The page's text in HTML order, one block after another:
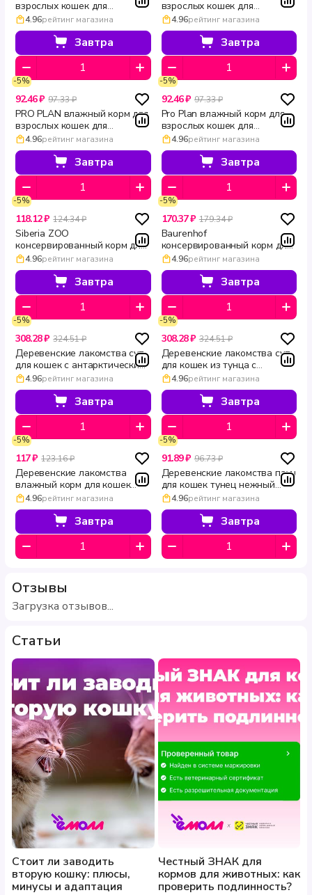
взрослых кошек для
чувствительного
пищеварения с ягненком в
соусе DELICATE DIGESTION
85 г
4.96рейтинг магазина
Завтра
взрослых кошек для
чувствительного
пищеварения с индейкой и
ягненком Adult DELICATE
DIGESTION 85 г х 10 шт
4.96рейтинг магазина
Завтра
-5%
92.46 ₽ 97.33 ₽
PRO PLAN влажный корм для
взрослых кошек для
чувствительного
пищеварения с океанической
рыбой в соусе DELICATE
DIGESTION 85 г
4.96рейтинг магазина
Завтра
-5%
92.46 ₽ 97.33 ₽
Pro Plan влажный корм для
взрослых кошек для
чувствительного
пищеварения с индейкой в
соусе DELICATE DIGESTION
85 г
4.96рейтинг магазина
Завтра
-5%
118.12 ₽ 124.34 ₽
Siberia ZOO
консервированный корм для
кошек с ягненком 340 г
4.96рейтинг магазина
Завтра
-5%
170.37 ₽ 179.34 ₽
Baurenhof
консервированный корм для
кошек с ягненком Natural 340
г
4.96рейтинг магазина
Завтра
-5%
308.28 ₽ 324.51 ₽
Деревенские лакомства суп
для кошек с антарктическим
крилем пауч 4 шт по 35 г
4.96рейтинг магазина
Завтра
-5%
308.28 ₽ 324.51 ₽
Деревенские лакомства суп
для кошек из тунца с
кальмаром и макрелью 4 шт
по 35 г
4.96рейтинг магазина
Завтра
-5%
117 ₽ 123.16 ₽
Деревенские лакомства
влажный корм для кошек
Филейная курица в нежном
желе 70 г
4.96рейтинг магазина
Завтра
-5%
91.89 ₽ 96.73 ₽
Деревенские лакомства пауч
для кошек тунец нежный
Обед №6 50 г
4.96рейтинг магазина
Завтра
Отзывы
Загрузка отзывов...
Статьи
Стоит ли заводить
вторую кошку: плюсы,
минусы и адаптация
Честный ЗНАК для
кормов для животных: как
проверить подлинность?